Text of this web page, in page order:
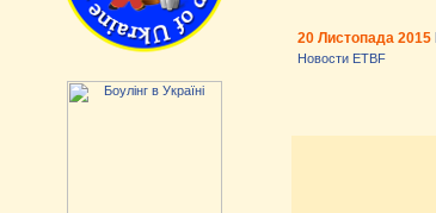
20 Листопада 2015
Новости ETBF